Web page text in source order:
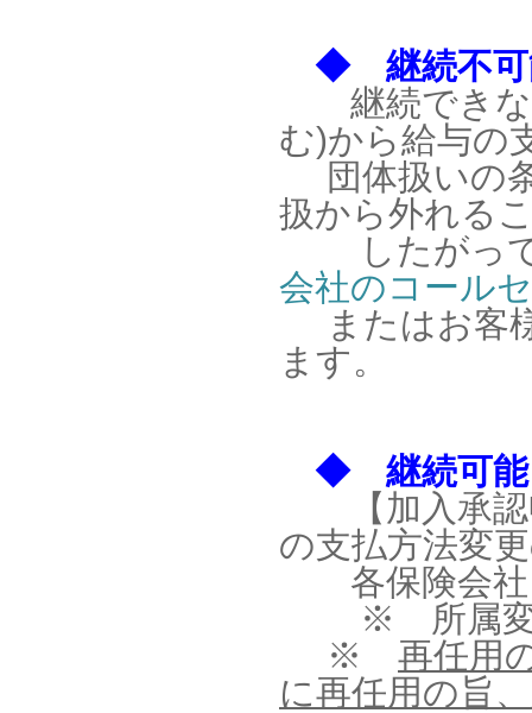
◆ 継続不可
継続でき
む)から給与の
団体扱いの
扱から外れる
したがって
会社のコール
またはお客
ます。
◆ 継続可能
【加入承認
の支払方法変
各保険会社
※ 所属変更
※ 再任用
に再任用の旨